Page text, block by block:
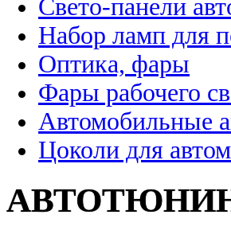
Свето-панели
Набор ламп для
Оптика, фары
Фары рабочего
Автомобильные
Цоколи для